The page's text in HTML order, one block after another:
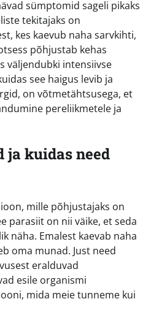
sümptomid sageli pikaks
tekitajaks on
kes kaevub naha sarvkihti,
põhjustab kehas
väljendubki intensiivse
see haigus levib ja
on võtmetähtsusega, et
pereliikmetele ja
ja kuidas need
mille põhjustajaks on
parasiit on nii väike, et seda
näha. Emalest kaevab naha
oma munad. Just need
eralduvad
esile organismi
mida meie tunneme kui